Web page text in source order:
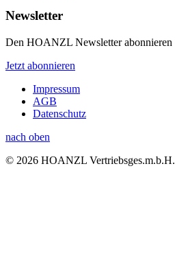
Newsletter
Den HOANZL Newsletter abonnieren
Jetzt abonnieren
Impressum
AGB
Datenschutz
nach oben
© 2026 HOANZL Vertriebsges.m.b.H.